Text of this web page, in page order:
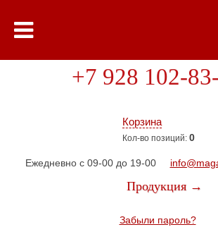
Корзина
Кол-во позиций: 0
+7 928 102-
Ежедневно с 09-00 до 19-00
Продукция →
Забыли пароль?